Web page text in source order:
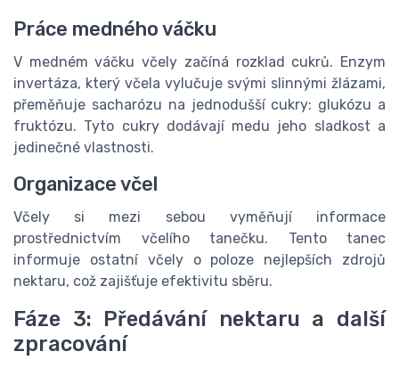
Práce medného váčku
V medném váčku včely začíná rozklad cukrů. Enzym
invertáza, který včela vylučuje svými slinnými žlázami,
přeměňuje sacharózu na jednodušší cukry: glukózu a
fruktózu. Tyto cukry dodávají medu jeho sladkost a
jedinečné vlastnosti.
Organizace včel
Včely si mezi sebou vyměňují informace
prostřednictvím včelího tanečku. Tento tanec
informuje ostatní včely o poloze nejlepších zdrojů
nektaru, což zajišťuje efektivitu sběru.
Fáze 3: Předávání nektaru a další
zpracování